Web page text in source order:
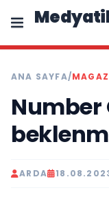
ANA SAYFA/
Number
ARDA